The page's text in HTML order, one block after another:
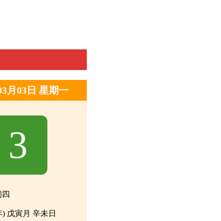
月03日 星期一
3
戊寅月 辛未日